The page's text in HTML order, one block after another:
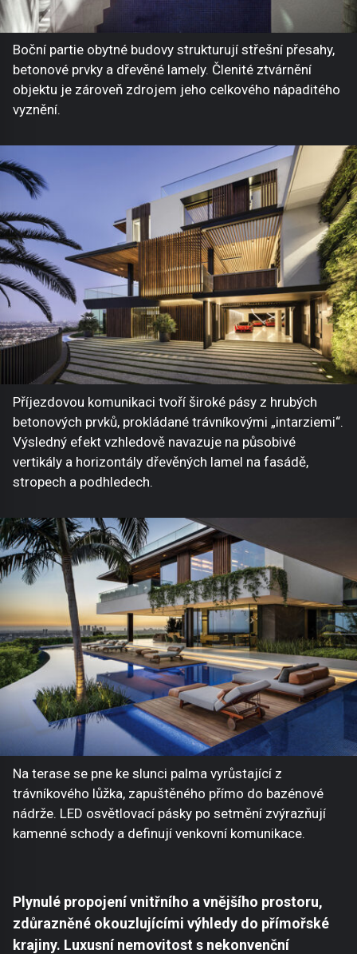
Boční partie obytné budovy strukturují střešní přesahy,
betonové prvky a dřevěné lamely. Členité ztvárnění
objektu je zároveň zdrojem jeho celkového nápaditého
vyznění.
Příjezdovou komunikaci tvoří široké pásy z hrubých
betonových prvků, prokládané trávníkovými „intarziemi“.
Výsledný efekt vzhledově navazuje na působivé
vertikály a horizontály dřevěných lamel na fasádě,
stropech a podhledech.
Na terase se pne ke slunci palma vyrůstající z
trávníkového lůžka, zapuštěného přímo do bazénové
nádrže. LED osvětlovací pásky po setmění zvýrazňují
kamenné schody a definují venkovní komunikace.
Plynulé propojení vnitřního a vnějšího prostoru,
zdůrazněné okouzlujícími výhledy do přímořské
krajiny. Luxusní nemovitost s nekonvenční